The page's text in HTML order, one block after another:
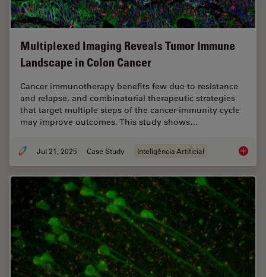
Multiplexed Imaging Reveals Tumor Immune
Landscape in Colon Cancer
Cancer immunotherapy benefits few due to resistance
and relapse, and combinatorial therapeutic strategies
that target multiple steps of the cancer-immunity cycle
may improve outcomes. This study shows…
Jul 21, 2025 Case Study Inteligência Artificial